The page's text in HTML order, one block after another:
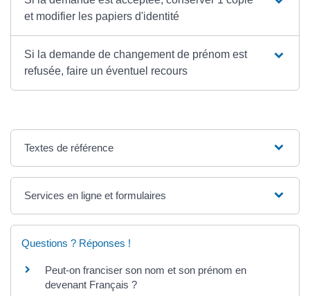
et modifier les papiers d'identité
Si la demande de changement de prénom est
refusée, faire un éventuel recours
Textes de référence
Services en ligne et formulaires
Questions ? Réponses !
Peut-on franciser son nom et son prénom en
devenant Français ?